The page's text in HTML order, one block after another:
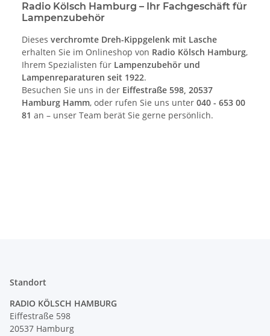
Radio Kölsch Hamburg – Ihr Fachgeschäft für
Lampenzubehör
Dieses verchromte Dreh-Kippgelenk mit Lasche
erhalten Sie im Onlineshop von Radio Kölsch Hamburg,
Ihrem Spezialisten für Lampenzubehör und
Lampenreparaturen seit 1922.
Besuchen Sie uns in der Eiffestraße 598, 20537
Hamburg Hamm, oder rufen Sie uns unter 040 - 653 00
81 an – unser Team berät Sie gerne persönlich.
Standort
RADIO KÖLSCH HAMBURG
Eiffestraße 598
20537 Hamburg